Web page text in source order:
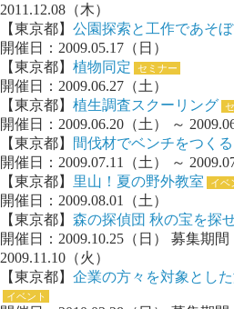
2011.12.08（木）
【東京都】 公園探索と工作であそぼ
開催日：2009.05.17（日）
【東京都】 植物同定 セミナー
開催日：2009.06.27（土）
【東京都】 植生調査スクーリング
開催日：2009.06.20（土） ～
【東京都】
間伐材でベンチをつくる
開催日：2009.07.11（土） ～
【東京都】 里山！夏の野外教室 イベ
開催日：2009.08.01（土）
【東京都】 森の探偵団 秋の宝を探せ
開催日：2009.10.25（日） 募集期間
2009.11.10（火）
【東京都】 企業の方々を対象とし
イベント